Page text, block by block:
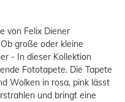
von Felix Diener
große oder kleine
- In dieser Kollektion
Fototapete. Die Tapete
Wolken in rosa, pink lässt
und bringt eine